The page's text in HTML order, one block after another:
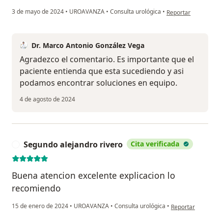
3 de mayo de 2024 • UROAVANZA • Consulta urológica • en opinión del
Reportar
Dr. Marco Antonio González Vega
Agradezco el comentario. Es importante que el
paciente entienda que esta sucediendo y asi
podamos encontrar soluciones en equipo.
4 de agosto de 2024
Segundo alejandro rivero Cita verificada
Buena atencion excelente explicacion lo
recomiendo
15 de enero de 2024 • UROAVANZA • Consulta urológica • en opinión del
Reportar